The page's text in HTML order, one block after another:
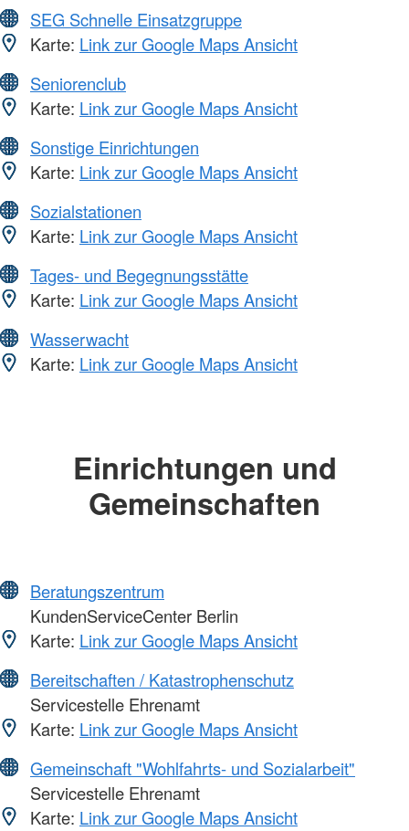
SEG Schnelle Einsatzgruppe
Karte: Link zur Google Maps Ansicht
Seniorenclub
Karte: Link zur Google Maps Ansicht
Sonstige Einrichtungen
Karte: Link zur Google Maps Ansicht
Sozialstationen
Karte: Link zur Google Maps Ansicht
Tages- und Begegnungsstätte
Karte: Link zur Google Maps Ansicht
Wasserwacht
Karte: Link zur Google Maps Ansicht
Einrichtungen und
Gemeinschaften
Beratungszentrum
KundenServiceCenter Berlin
Karte: Link zur Google Maps Ansicht
Bereitschaften / Katastrophenschutz
Servicestelle Ehrenamt
Karte: Link zur Google Maps Ansicht
Gemeinschaft "Wohlfahrts- und Sozialarbeit"
Servicestelle Ehrenamt
Karte: Link zur Google Maps Ansicht